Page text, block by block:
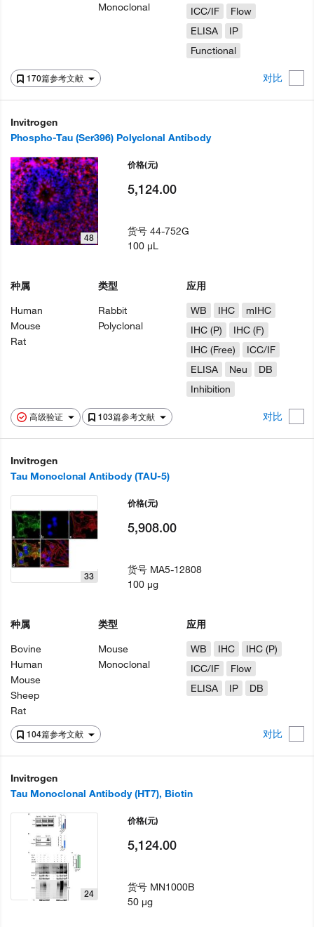
170篇参考文献 对比
Monoclonal
ICC/IF
Flow
ELISA
IP
Functional
Invitrogen
Phospho-Tau (Ser396) Polyclonal Antibody
高级验证 103篇参考文献 对比
48
种属
Human
Mouse
Rat
类型
Rabbit
Polyclonal
应用
WB
IHC
mIHC
IHC (P)
IHC (F)
IHC (Free)
ICC/IF
ELISA
Neu
DB
Inhibition
价格(元)
5,124.00
货号44-752G
100 µL
Invitrogen
Tau Monoclonal Antibody (TAU-5)
104篇参考文献 对比
33
种属
Bovine
Human
Mouse
Sheep
Rat
类型
Mouse
Monoclonal
应用
WB
IHC
IHC (P)
ICC/IF
Flow
ELISA
IP DB
价格(元)
5,908.00
货号 MA5-12808
100 µg
Invitrogen
Tau Monoclonal Antibody (HT7), Biotin
24
价格(元)
5,124.00
货号 MN1000B
50 µg